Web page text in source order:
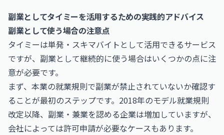
副業としてタイミーを活用するための実践的アドバイス
副業として使う場合の注意点
タイミーは単発・スキマバイトとして活用できるサービス
ですが、副業として継続的に使う場合はいくつかの点に注
意が必要です。
まず、本業の就業規則で副業が禁止されていないか確認す
ることが最初のステップです。2018年のモデル就業規則
改定以降、副業・兼業を認める企業は増加していますが、
会社によっては許可申請が必要なケースもあります。